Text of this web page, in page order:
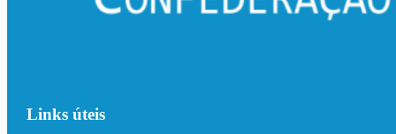
Links úteis